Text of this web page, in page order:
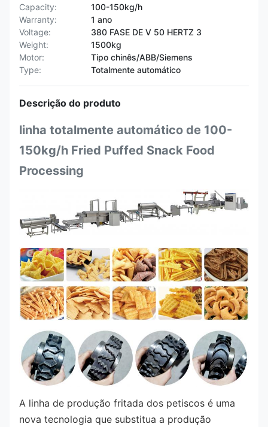
Capacity:
100-150kg/h
Warranty:
1 ano
Voltage:
380 FASE DE V 50 HERTZ 3
Weight:
1500kg
Motor:
Tipo chinês/ABB/Siemens
Type:
Totalmente automático
Descrição do produto
linha totalmente automático de 100-
150kg/h Fried Puffed Snack Food
Processing
A linha de produção fritada dos petiscos é uma
nova tecnologia que substitua a produção